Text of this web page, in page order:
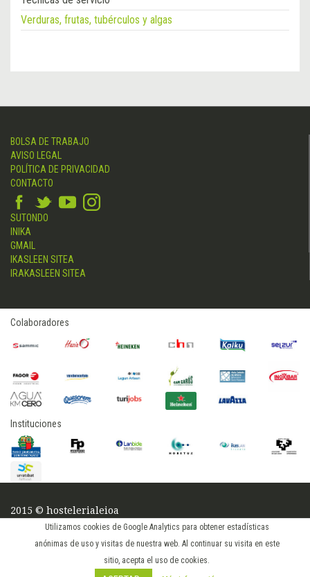
Utilizamos cookies de Google Analytics para obtener estadísticas
anónimas de uso y visitas de nuestra web. Al continuar su visita en este
sitio, acepta el uso de cookies.
Verduras, frutas, tubérculos y algas
BOLSA DE TRABAJO
AVISO LEGAL
POLÍTICA DE PRIVACIDAD
CONTACTO
SUTONDO
INIKA
GMAIL
IKASLEEN SITEA
IRAKASLEEN SITEA
Colaboradores
Instituciones
2015 © hostelerialeioa